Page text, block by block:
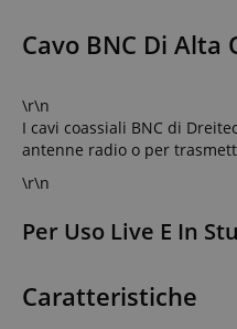
Cavo BNC Di Alta
\r\n
I cavi coassiali BNC di
antenne radio o per
\r\n
Per Uso Live E In
Caratteristiche